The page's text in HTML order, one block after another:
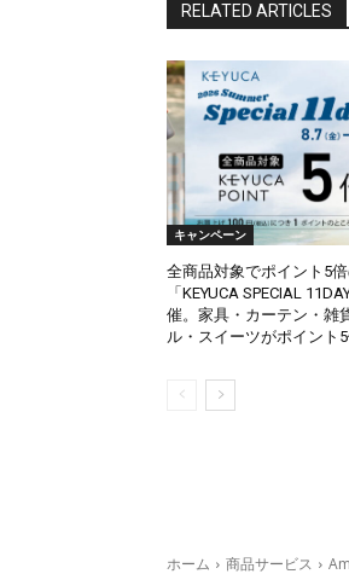
RELATED ARTICLES
キャンペーン
全商品対象でポイント5
「KEYUCA SPECIAL
催。家具・カーテン・雑
ル・スイーツがポイント